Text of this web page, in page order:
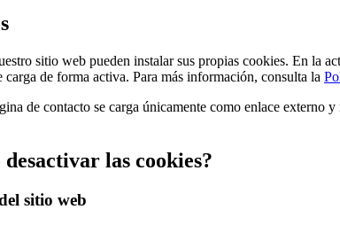
sitio web pueden instalar sus propias cookies. En la
carga de forma activa. Para más información, consulta la
de contacto se carga únicamente como enlace
las cookies?
sitio web